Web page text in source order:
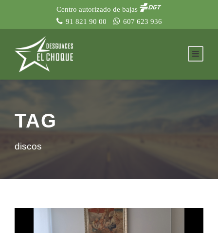
Centro autorizado de bajas
91 821 90 00
607 623 936
TAG
discos